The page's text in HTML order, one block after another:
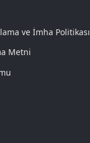
ve İmha Politikası
Metni